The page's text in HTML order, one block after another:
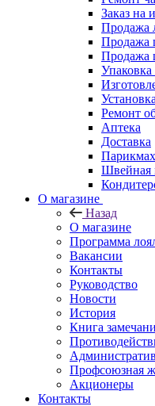
Заказ на
Продажа
Продажа
Продажа
Упаковка
Ремонт
Аптека
Доставка
Швейная
О магазине
Назад
О магазине
Программа
Вакансии
Контакты
Руководство
Новости
История
Книга
Профсоюзная
Акционеры
Контакты